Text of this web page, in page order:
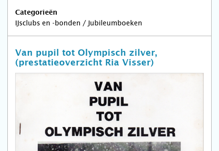
Categorieën
IJsclubs en -bonden / Jubileumboeken
Van pupil tot Olympisch zilver,
(prestatieoverzicht Ria Visser)